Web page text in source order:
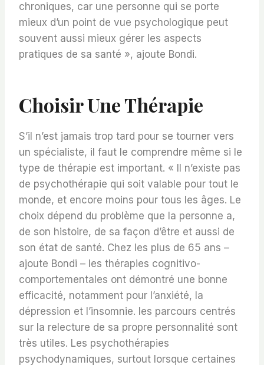
chroniques, car une personne qui se porte
mieux d’un point de vue psychologique peut
souvent aussi mieux gérer les aspects
pratiques de sa santé », ajoute Bondi.
Choisir Une Thérapie
S’il n’est jamais trop tard pour se tourner vers
un spécialiste, il faut le comprendre même si le
type de thérapie est important. « Il n’existe pas
de psychothérapie qui soit valable pour tout le
monde, et encore moins pour tous les âges. Le
choix dépend du problème que la personne a,
de son histoire, de sa façon d’être et aussi de
son état de santé. Chez les plus de 65 ans –
ajoute Bondi – les thérapies cognitivo-
comportementales ont démontré une bonne
efficacité, notamment pour l’anxiété, la
dépression et l’insomnie. les parcours centrés
sur la relecture de sa propre personnalité sont
très utiles. Les psychothérapies
psychodynamiques, surtout lorsque certaines